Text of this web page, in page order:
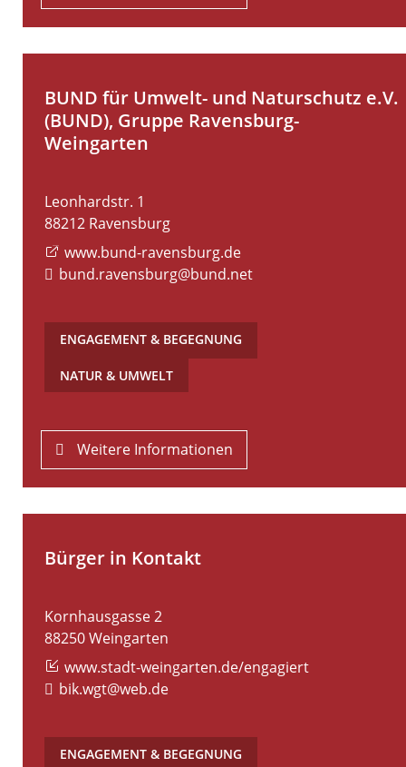
BUND für Umwelt- und Naturschutz e.V.
(BUND), Gruppe Ravensburg-
Weingarten
Leonhardstr. 1
88212 Ravensburg
www.bund-ravensburg.de
bund.ravensburg@bund.net
ENGAGEMENT & BEGEGNUNG
NATUR & UMWELT
Weitere Informationen
Bürger in Kontakt
Kornhausgasse 2
88250Weingarten
www.stadt-weingarten.de/engagiert
bik.wgt@web.de
ENGAGEMENT & BEGEGNUNG